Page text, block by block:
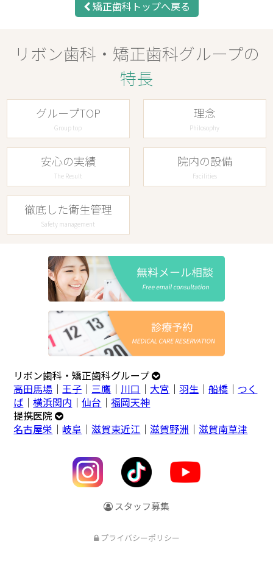
矯正歯科トップへ戻る
リボン歯科・矯正歯科グループの
特長
グループTOP
Group top
理念
Philosophy
安心の実績
The Result
院内の設備
Facilities
徹底した衛生管理
Safety management
リボン歯科・矯正歯科グループ
高田馬場 ｜王子 ｜ 三鷹 ｜ 川口 ｜ 大宮 ｜羽生 ｜船橋 ｜ つく
ば ｜横浜関内 ｜仙台 ｜福岡天神
提携医院
名古屋栄 ｜岐阜 ｜滋賀東近江 ｜滋賀野洲 ｜滋賀南草津
スタッフ募集
プライバシーポリシー